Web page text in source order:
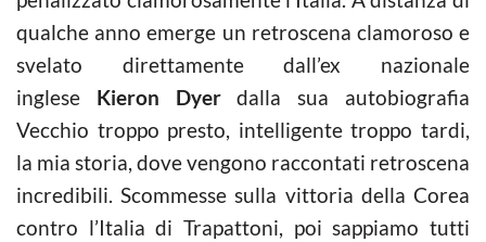
qualche anno emerge un retroscena clamoroso e
svelato direttamente dall’ex nazionale
inglese Kieron Dyerdalla sua autobiografia
Vecchio troppo presto, intelligente troppo tardi,
la mia storia, dove vengono raccontati retroscena
incredibili. Scommesse sulla vittoria della Corea
contro l’Italia di Trapattoni, poi sappiamo tutti